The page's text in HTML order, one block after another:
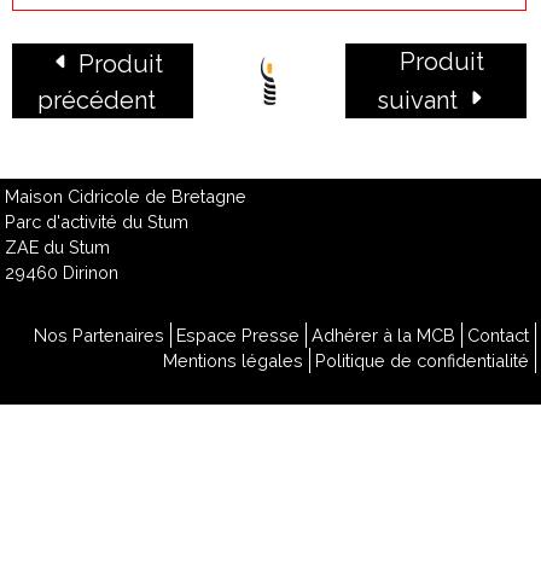
Produit
précédent
Produit
suivant
Maison Cidricole de Bretagne
Parc d'activité du Stum
ZAE du Stum
29460 Dirinon
Nos Partenaires Espace Presse Adhérer à la MCB
Contact
Mentions légales
Politique de confidentialité